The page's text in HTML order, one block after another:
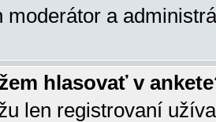
moderátor a
hlasovať v
len registrovaní